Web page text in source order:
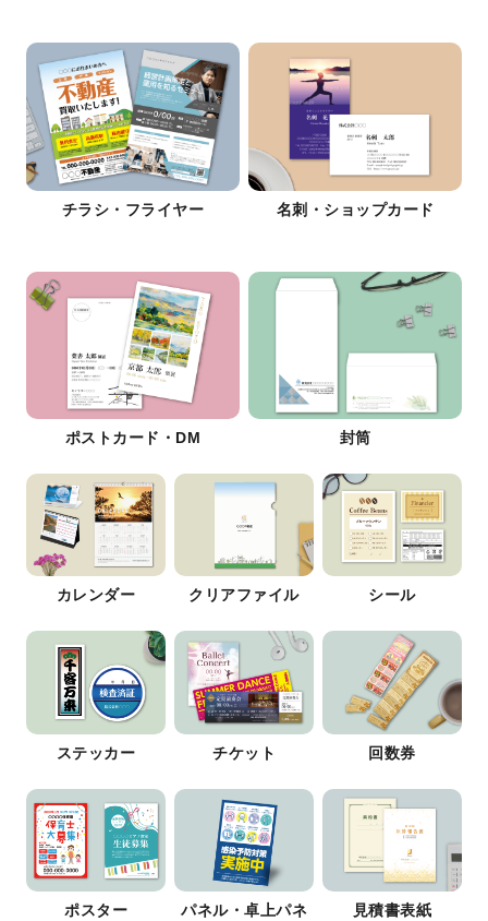
チラシ・フライヤー 名刺・ショップカード
ポストカード・DM 封筒
カレンダー クリアファイル シール
ステッカー チケット 回数券
ポスター
パネル・卓上パネ
見積書表紙